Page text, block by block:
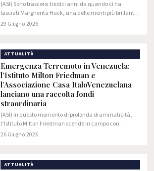
(ASI) Sono trascorsi tredici anni da quando ci ha
lasciati Margherita Hack, una delle menti più brillanti,
autorevoli e libere del nostro tempo. Eppure il suo
29 Giugno 2026
ATTUALITÀ
Emergenza Terremoto in Venezuela:
l’Istituto Milton Friedman e
l’Associazione Casa ItaloVenezuelana
lanciano una raccolta fondi
straordinaria
(ASI) In questo momento di profonda drammaticità,
l’Istituto Milton Friedman scende in campo con
un’azione di solidarietà concreta per dare supporto alla
26 Giugno 2026
ATTUALITÀ